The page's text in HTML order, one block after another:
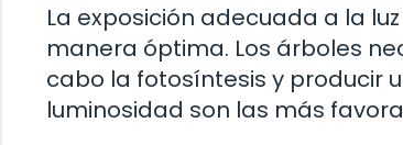
La exposición adecuada a la
manera óptima. Los árboles
cabo la fotosíntesis y producir
luminosidad son las más